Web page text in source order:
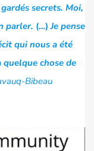
secrets. Moi,
parler. (…)Je pense
qui nous a été
chose de
Bibeau